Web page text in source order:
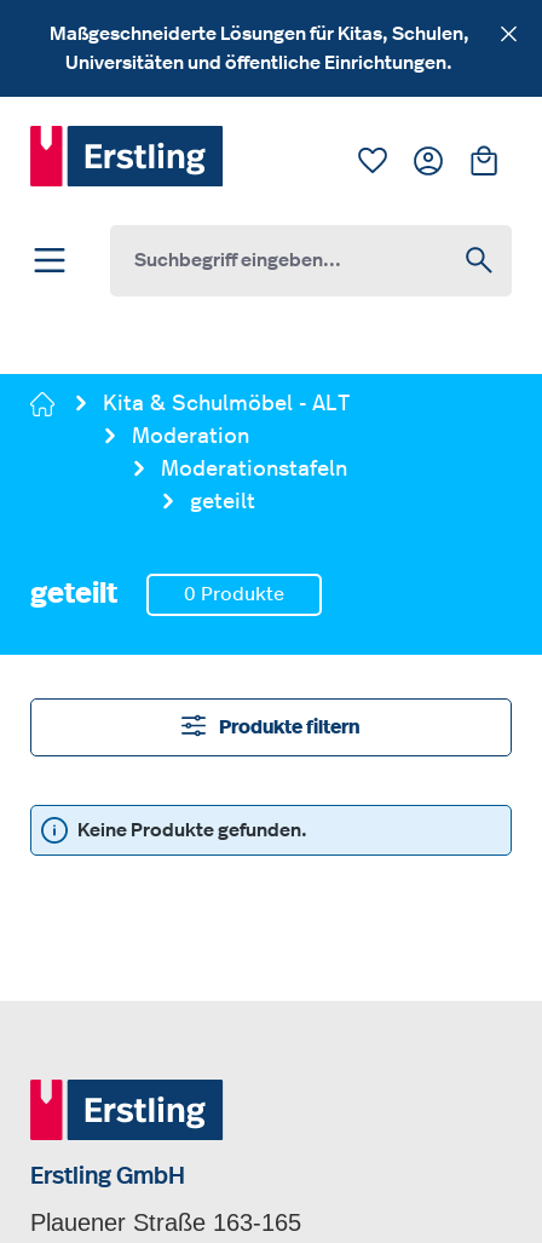
Zum Hauptinhalt springen
Maßgeschneiderte Lösungen für Kitas, Schulen,
Universitäten und öffentliche Einrichtungen.
Du hast 0
Kita & Schulmöbel - ALT
Moderation
Moderationstafeln
geteilt
geteilt 0 Produkte
Produkte filtern
Keine Produkte gefunden.
Erstling GmbH
Plauener Straße 163-165